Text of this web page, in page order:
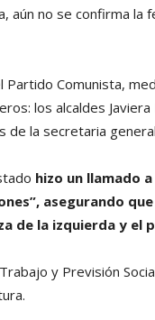
aún no se confirma la
Partido Comunista,
los alcaldes
de la secretaria
hizo un llamado
asegurando
de la izquierda y el
y Previsión